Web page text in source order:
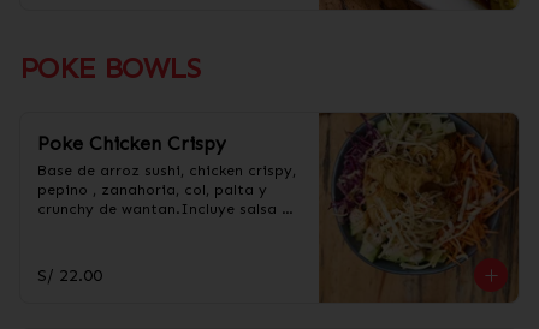
POKE BOWLS
Poke Chicken Crispy
Base de arroz sushi, chicken crispy,
pepino , zanahoria, col, palta y
crunchy de wantan.Incluye salsa
S/ 22.00